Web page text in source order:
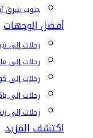
جنوب شرق
أفضل الوجهات
رحلات إلى
رحلات إلى
رحلات إلى
رحلات إلى
رحلات إلى
اكتشف المزيد